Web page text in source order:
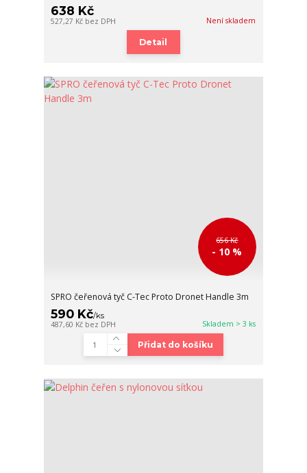
638 Kč
527,27 Kč bez DPH Není skladem
Detail
656 Kč
- 10 %
SPRO čeřenová tyč C-Tec Proto Dronet Handle 3m
590 Kč/ks
487,60 Kč bez DPH Skladem > 3 ks
Přidat do košíku